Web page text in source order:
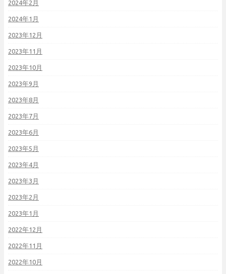
2024年2月
2024年1月
2023年12月
2023年11月
2023年10月
2023年9月
2023年8月
2023年7月
2023年6月
2023年5月
2023年4月
2023年3月
2023年2月
2023年1月
2022年12月
2022年11月
2022年10月